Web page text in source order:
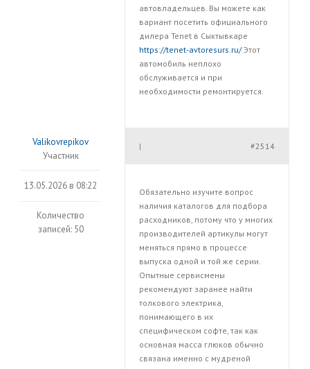
автовладельцев. Вы можете как
вариант посетить официального
дилера Tenet в Сыктывкаре
https://tenet-avtoresurs.ru/Этот
автомобиль неплохо
обслуживается и при
необходимости ремонтируется.
Valikovrepikov
Участник
13.05.2026 в 08:22
Количество
записей: 50
#2514
|
Обязательно изучите вопрос
наличия каталогов для подбора
расходников, потому что у многих
производителей артикулы могут
меняться прямо в процессе
выпуска одной и той же серии.
Опытные сервисмены
рекомендуют заранее найти
толкового электрика,
понимающего в их
специфическом софте, так как
основная масса глюков обычно
связана именно с мудреной